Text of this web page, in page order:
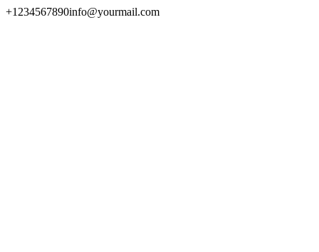
+1234567890info@yourmail.com